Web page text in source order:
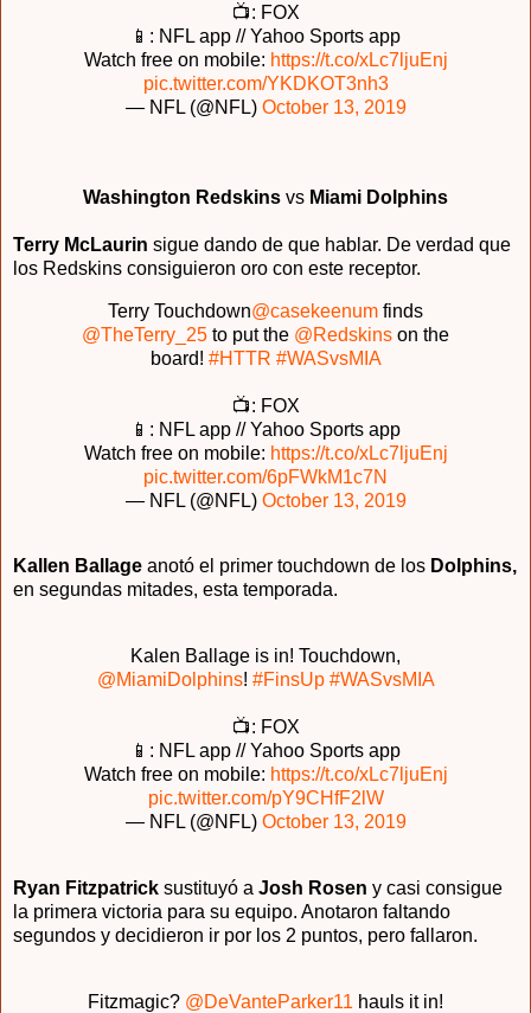
📺: FOX
📱: NFL app // Yahoo Sports app
Watch free on mobile: https://t.co/xLc7ljuEnj
pic.twitter.com/YKDKOT3nh3
— NFL (@NFL) October 13, 2019
Washington Redskins vs Miami Dolphins
Terry McLaurin sigue dando de que hablar. De verdad que
los Redskins consiguieron oro con este receptor.
Terry Touchdown@casekeenum finds
@TheTerry_25 to put the @Redskins on the
board! #HTTR #WASvsMIA
📺: FOX
📱: NFL app // Yahoo Sports app
Watch free on mobile: https://t.co/xLc7ljuEnj
pic.twitter.com/6pFWkM1c7N
— NFL (@NFL) October 13, 2019
Kallen Ballage anotó el primer touchdown de los Dolphins,
en segundas mitades, esta temporada.
Kalen Ballage is in! Touchdown,
@MiamiDolphins! #FinsUp #WASvsMIA
📺: FOX
📱: NFL app // Yahoo Sports app
Watch free on mobile: https://t.co/xLc7ljuEnj
pic.twitter.com/pY9CHfF2lW
— NFL (@NFL) October 13, 2019
Ryan Fitzpatrick sustituyó a Josh Rosen y casi consigue
la primera victoria para su equipo. Anotaron faltando
segundos y decidieron ir por los 2 puntos, pero fallaron.
Fitzmagic? @DeVanteParker11 hauls it in!